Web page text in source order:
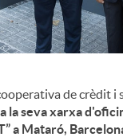
de crèdit i
la seva xarxa
a Mataró,